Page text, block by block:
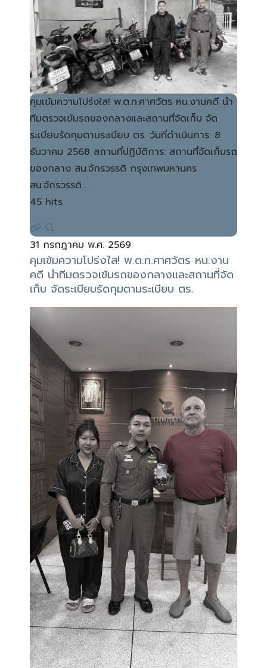
คุมเข้มความโปร่งใส! พ.ต.ท.ศาศวัตร หน.งานคดี นำ
ทีมตรวจเข้มรถของกลางและสถานที่จัดเก็บ จัด
ระเบียบรัดกุมตามระเบียบ ตร. วันที่ดำเนินการ: 8
ธันวาคม 2568 สถานที่ปฏิบัติการ: สถานที่จัดเก็บรถ
ของกลาง สน.จักรวรรดิ กรุงเทพมหานคร
สน.จักรวรรดิ…
45 hits
31 กรกฎาคม พ.ศ. 2569
คุมเข้มความโปร่งใส! พ.ต.ท.ศาศวัตร หน.งาน
คดี นำทีมตรวจเข้มรถของกลางและสถานที่จัด
เก็บ จัดระเบียบรัดกุมตามระเบียบ ตร.